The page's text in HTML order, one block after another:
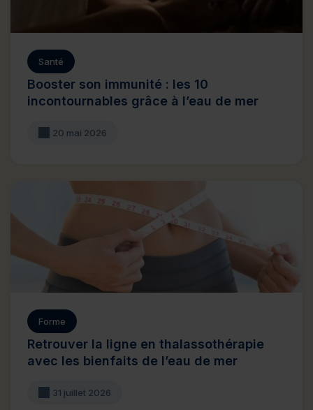
Santé
Booster son immunité : les 10
incontournables grâce à l’eau de mer
20 mai 2026
Forme
Retrouver la ligne en thalassothérapie
avec les bienfaits de l’eau de mer
31 juillet 2026